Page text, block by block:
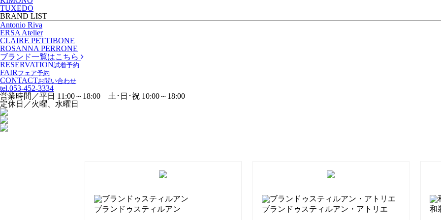
TUXEDO
BRAND LIST
Antonio Riva
ERSA Atelier
CLAIRE PETTIBONE
ROSANNA PERRONE
ブランド一覧はこちら
RESERVATION試着予約
FAIR フェア予約
CONTACTお問い合わせ
tel.053-452-3334
営業時間／平日 11:00～18:00 土･日･祝 10:00～18:00
定休日／火曜、水曜日
ブランドゥスティルアン ブランドゥスティルアン・アトリエ 和